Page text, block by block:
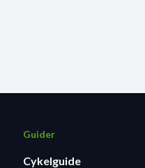
Guider
Cykelguide